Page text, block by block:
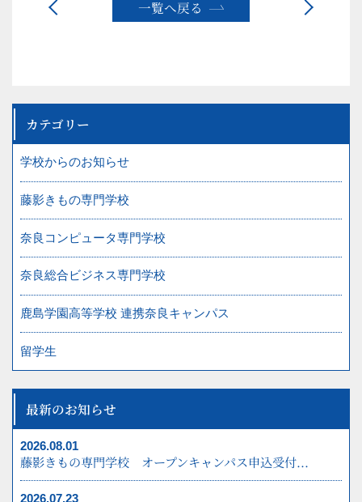
奈良市西大寺新田町1-15
TEL
FAX 0742-41-5007
お問合わせ・オープンキャンパスのお申し込み
は
0742-41-5001
プライバシーポリシー
一覧へ戻る
カテゴリー
学校からのお知らせ
藤影きもの専門学校
奈良コンピュータ専門学校
奈良総合ビジネス専門学校
鹿島学園高等学校 連携奈良キャンパス
留学生
最新のお知らせ
2026.08.01
藤影きもの専門学校 オープンキャンパス申込受付...
2026.07.23